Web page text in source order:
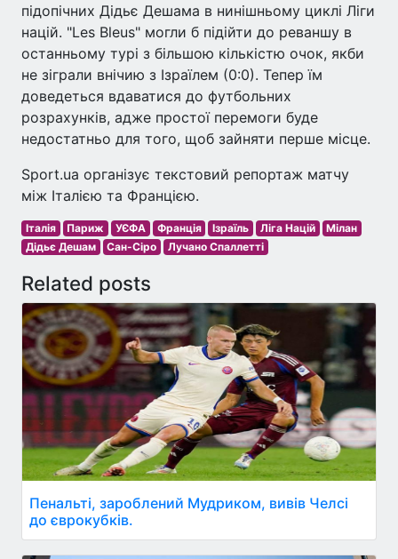
підопічних Дідьє Дешама в нинішньому циклі Ліги
націй. "Les Bleus" могли б підійти до реваншу в
останньому турі з більшою кількістю очок, якби
не зіграли внічию з Ізраїлем (0:0). Тепер їм
доведеться вдаватися до футбольних
розрахунків, адже простої перемоги буде
недостатньо для того, щоб зайняти перше місце.
Sport.ua організує текстовий репортаж матчу
між Італією та Францією.
Італія Париж УЄФА Франція Ізраїль Ліга Націй
Мілан
Дідьє Дешам
Сан-Сіро Лучано Спаллетті
Related posts
Пенальті, зароблений Мудриком, вивів Челсі
до єврокубків.